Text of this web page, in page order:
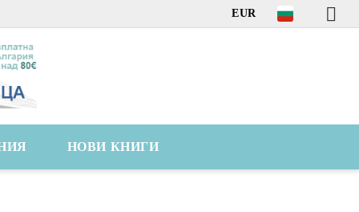
EUR
НОВИ КНИГИ